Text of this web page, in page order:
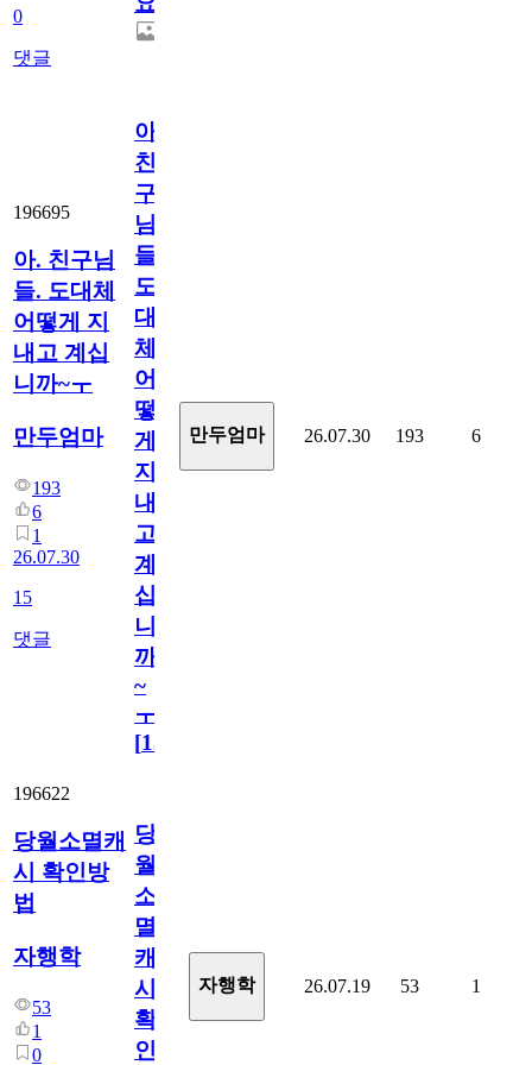
0
댓글
196695
아. 친구님
들. 도대체
어떻게 지
내고 계십
니까~ㅜ
만두엄마
193
6
1
26.07.30
15
댓글
아.
친
구
님
들.
도
대
체
어
떻
게
지
내
고
계
십
니
까
~
ㅜ
[15
만두엄마 26.07.30 193 6
196622
당월소멸캐
시 확인방
법
자행학
53
1
0
당
월
소
멸
캐
시
확
인
자행학 26.07.19 53 1